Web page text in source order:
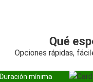
Qué
Opciones rápidas,
Duración mínima